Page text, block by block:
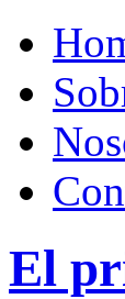
El